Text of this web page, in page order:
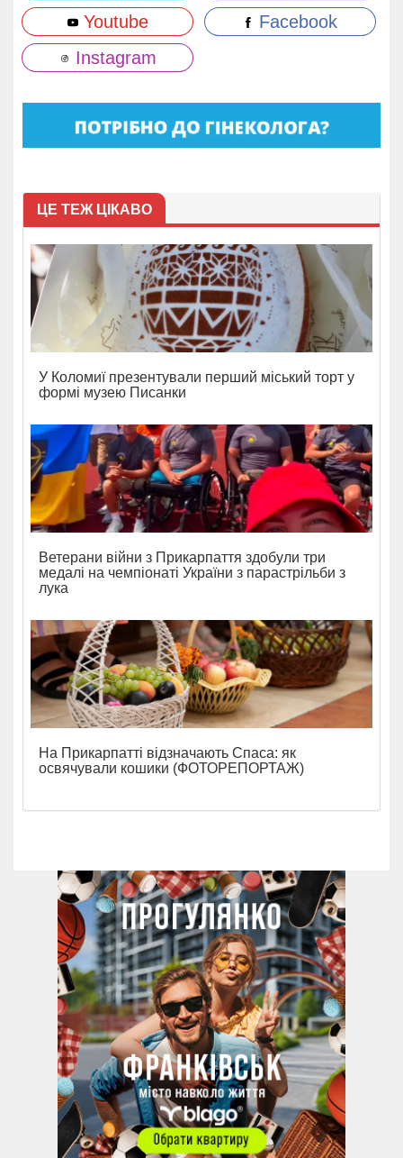
Youtube
Facebook
Instagram
ЦЕ ТЕЖ ЦІКАВО
У Коломиї презентували перший міський торт у
формі музею Писанки
Ветерани війни з Прикарпаття здобули три
медалі на чемпіонаті України з парастрільби з
лука
На Прикарпатті відзначають Спаса: як
освячували кошики (ФОТОРЕПОРТАЖ)